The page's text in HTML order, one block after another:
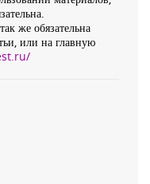
же обязательна
или на главную